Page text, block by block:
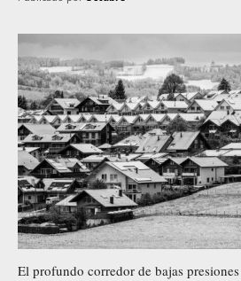
El profundo corredor de bajas